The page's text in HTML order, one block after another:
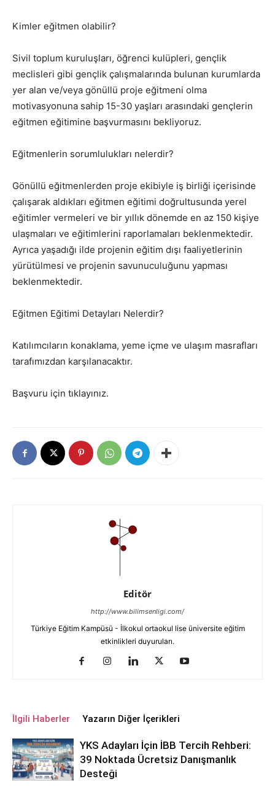
Kimler eğitmen olabilir?
Sivil toplum kuruluşları, öğrenci kulüpleri, gençlik
meclisleri gibi gençlik çalışmalarında bulunan kurumlarda
yer alan ve/veya gönüllü proje eğitmeni olma
motivasyonuna sahip 15-30 yaşları arasındaki gençlerin
eğitmen eğitimine başvurmasını bekliyoruz.
Eğitmenlerin sorumlulukları nelerdir?
Gönüllü eğitmenlerden proje ekibiyle iş birliği içerisinde
çalışarak aldıkları eğitmen eğitimi doğrultusunda yerel
eğitimler vermeleri ve bir yıllık dönemde en az 150 kişiye
ulaşmaları ve eğitimlerini raporlamaları beklenmektedir.
Ayrıca yaşadığı ilde projenin eğitim dışı faaliyetlerinin
yürütülmesi ve projenin savunuculuğunu yapması
beklenmektedir.
Eğitmen Eğitimi Detayları Nelerdir?
Katılımcıların konaklama, yeme içme ve ulaşım masrafları
tarafımızdan karşılanacaktır.
Başvuru için tıklayınız.
Editör
http://www.bilimsenligi.com/
Türkiye Eğitim Kampüsü - İlkokul ortaokul lise üniversite eğitim
etkinlikleri duyuruları.
İlgili Haberler Yazarın Diğer İçerikleri
YKS Adayları İçin İBB Tercih Rehberi:
39 Noktada Ücretsiz Danışmanlık
Desteği